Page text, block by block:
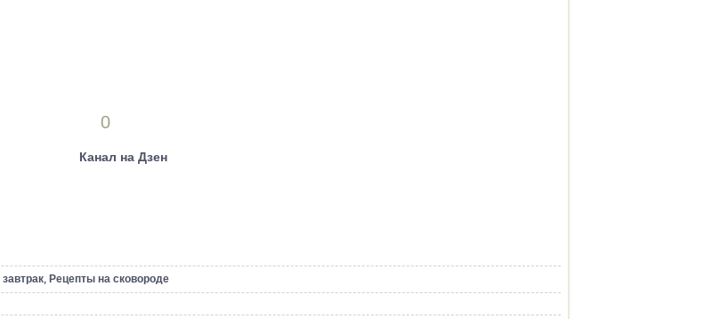
0
Канал на Дзен
, Рецепты на сковороде